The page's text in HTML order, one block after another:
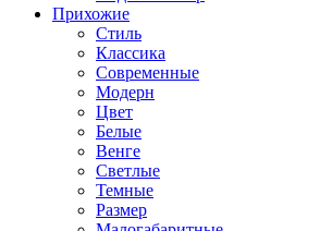
Прихожие
Стиль
Классика
Современные
Модерн
Цвет
Белые
Венге
Светлые
Темные
Размер